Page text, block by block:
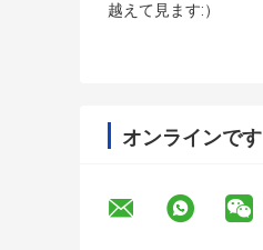
越えて見ます:）
オンラインです